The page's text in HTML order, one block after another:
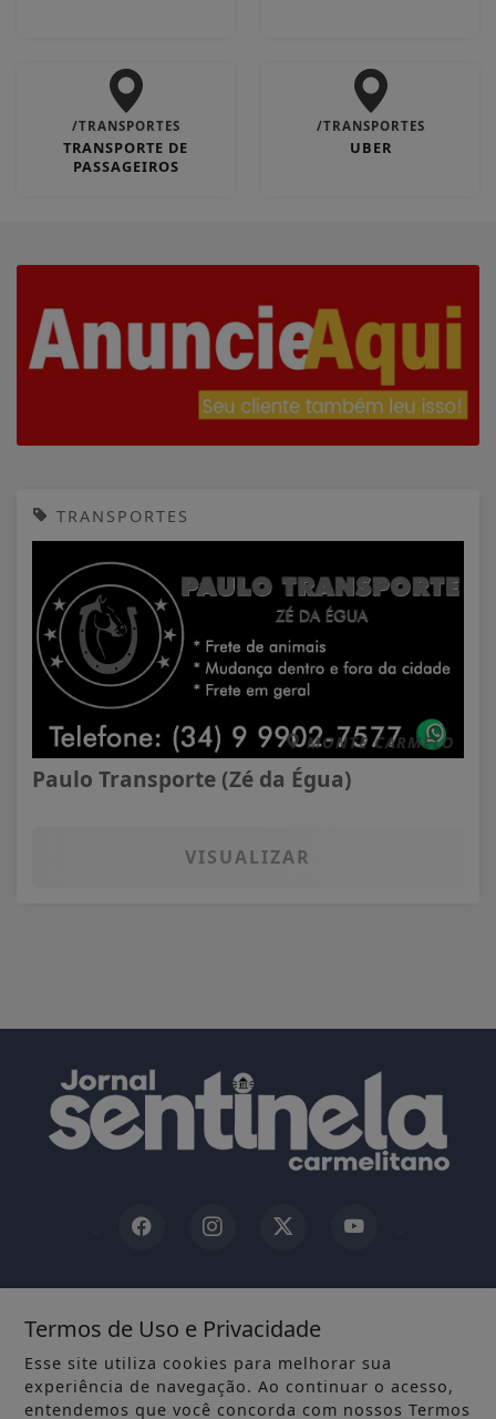
/TRANSPORTES
TRANSPORTE DE
PASSAGEIROS
/TRANSPORTES
UBER
TRANSPORTES
MONTE CARMELO
Paulo Transporte (Zé da Égua)
VISUALIZAR
Termos de Uso e Privacidade
Esse site utiliza cookies para melhorar sua
experiência de navegação. Ao continuar o acesso,
entendemos que você concorda com nossos Termos